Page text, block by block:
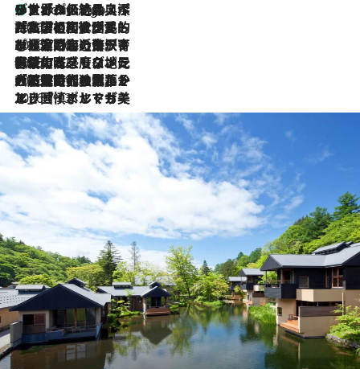
2 Hours Ago
リスボンの絶品スイーツ「パステル・デ・ナタ」とは？ポルトガル伝統の奥深い世界へ
2026.7.27
「私の祖国はポルトガル語です」国民的詩人フェルナンド・ペソアと、彼が愛した文学の街を歩く
2026.7.26
ポルトガル近海が育む極上の海の幸。キリリと冷えた白ワインと愉しむ、シーフード専門店の贅沢
2026.7.22
伝統の味をモダンに昇華。高感度な地元客が集う、リスボンの最旬ガストロノミー
2026.7.21
大航海時代の栄華から、震災、独裁、そして革命へ。ポルトガル・首都リスボンの石畳に刻まれた「歴史の光と影」
2026.7.13
エッセイ・ヤマザキマリ「慎ましくも美しき国 ポルトガル」